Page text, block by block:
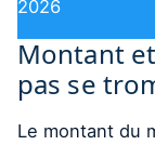
2026
Montant
pas se
Le montant du